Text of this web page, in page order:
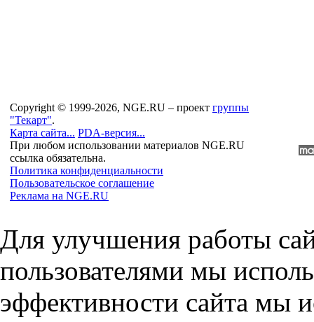
Copyright © 1999-2026, NGE.RU – проект группы
"Текарт".
Карта сайта... PDA-версия...
При любом использовании материалов NGE.RU
ссылка обязательна.
Политика конфиденциальности
Пользовательское соглашение
Реклама на NGE.RU
Для улучшения работы
пользователями мы
эффективности сайта мы